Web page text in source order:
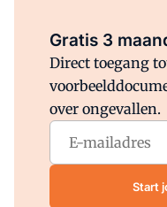
Gratis 3
Direct toegang
over ongevallen.
Start